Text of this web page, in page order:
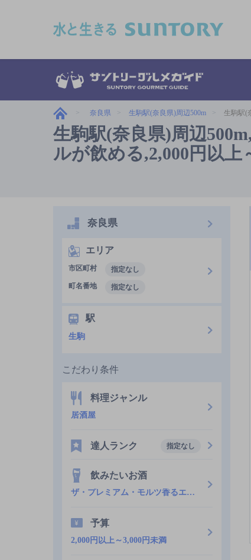
奈良県 生駒駅(奈良県)周辺500m 生駒駅(
生駒駅(奈良県)周辺
ルが飲める,2,000円以上
奈良県
エリア
市区町村
指定なし
町名番地
指定なし
駅
生駒
こだわり条件
料理ジャンル
居酒屋
達人ランク 指定なし
飲みたいお酒
ザ・プレミアム・モルツ香るエール
予算
2,000円以上～3,000円未満